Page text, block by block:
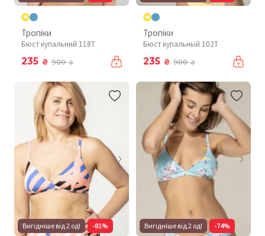
Тропіки
Бюст купальний 118T
235 ₴ 900₴
Тропіки
Бюст купальный 102T
235 ₴ 900₴
Вигідніше від 2 од! -81% Вигідніше від 2 од! -74%